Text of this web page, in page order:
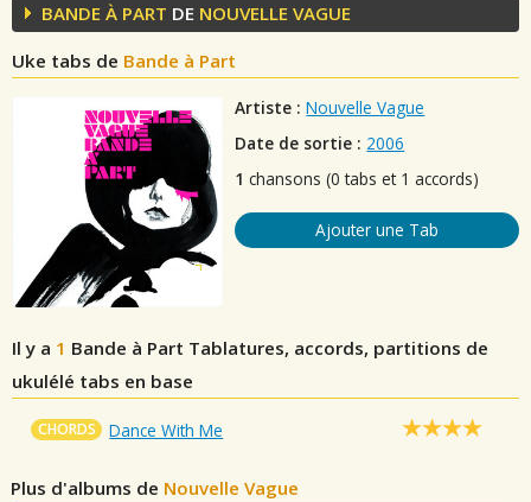
BANDE À PART DE NOUVELLE VAGUE
Uke tabs de Bande à Part
Artiste : Nouvelle Vague
Date de sortie : 2006
1 chansons (0 tabs et 1 accords)
Ajouter une Tab
Il y a 1 Bande à Part Tablatures, accords, partitions de
ukulélé tabs en base
CHORDS Dance With Me
Plus d'albums de Nouvelle Vague